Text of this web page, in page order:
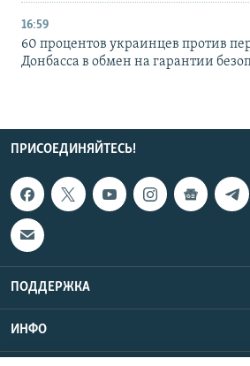
16:59
60 процентов украинцев против
Донбасса в обмен на гарантии
ПРИСОЕДИНЯЙТЕСЬ!
ПОДДЕРЖКА
ИНФО